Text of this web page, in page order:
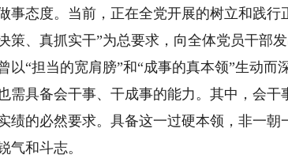
事态度。当前，正在全党开展的树立和践
策、真抓实干”为总要求，向全体党员干部
以“担当的宽肩膀”和“成事的真本领”生动
需具备会干事、干成事的能力。其中，会干
绩的必然要求。具备这一过硬本领，非一
气和斗志。